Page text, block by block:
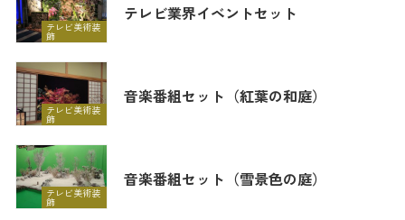
テレビ美術装
飾
テレビ業界イベントセット
テレビ美術装
飾
音楽番組セット（紅葉の和庭）
テレビ美術装
飾
音楽番組セット（雪景色の庭）